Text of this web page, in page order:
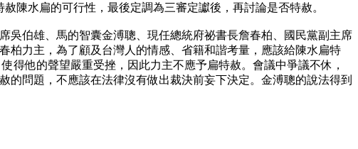
陳水扁的可行性，最後定調為三審定讞後，再討論是否特赦。
吳伯雄、馬的智囊金溥聰、現任總統府祕書長詹春柏、國民黨副主席
柏力主，為了顧及台灣人的情感、省籍和諧考量，應該給陳水扁特
得他的聲望嚴重受挫，因此力主不應予扁特赦。會議中爭議不休，
問題，不應該在法律沒有做出裁決前妄下決定。金溥聰的說法得到